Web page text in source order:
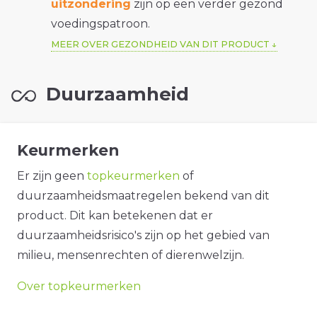
uitzondering zijn op een verder gezond
voedingspatroon.
MEER OVER GEZONDHEID VAN DIT PRODUCT
Duurzaamheid
Keurmerken
Er zijn geen topkeurmerken of
duurzaamheidsmaatregelen bekend van dit
product. Dit kan betekenen dat er
duurzaamheidsrisico's zijn op het gebied van
milieu, mensenrechten of dierenwelzijn.
Over topkeurmerken